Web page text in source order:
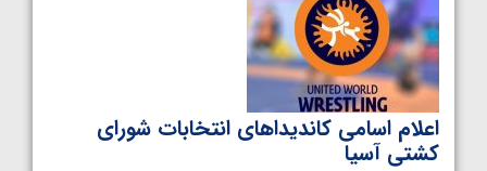
اعلام اسامی کاندیداهای انتخابات شورای
کشتی آسیا